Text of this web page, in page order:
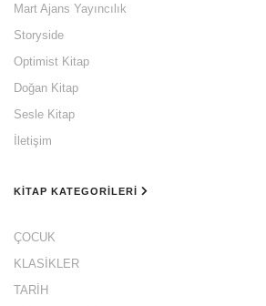
Mart Ajans Yayıncılık
Storyside
Optimist Kitap
Doğan Kitap
Sesle Kitap
İletişim
KITAP KATEGORILERI
ÇOCUK
KLASİKLER
TARİH